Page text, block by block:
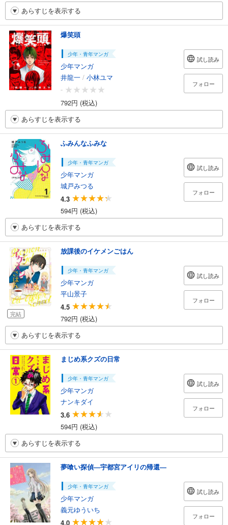
あらすじを表示する
爆笑頭
少年・青年マンガ
少年マンガ
井龍一 / 小林ユマ
-
792円 (税込)
試し読み
フォロー
あらすじを表示する
ふみんなふみな
少年・青年マンガ
少年マンガ
城戸みつる
4.3
594円 (税込)
試し読み
フォロー
あらすじを表示する
完結
放課後のイケメンごはん
少年・青年マンガ
少年マンガ
平山景子
4.5
792円 (税込)
試し読み
フォロー
あらすじを表示する
まじめ系クズの日常
少年・青年マンガ
少年マンガ
ナンキダイ
3.6
594円 (税込)
試し読み
フォロー
あらすじを表示する
夢喰い探偵―宇都宮アイリの帰還―
少年・青年マンガ
少年マンガ
義元ゆういち
4.0
試し読み
フォロー